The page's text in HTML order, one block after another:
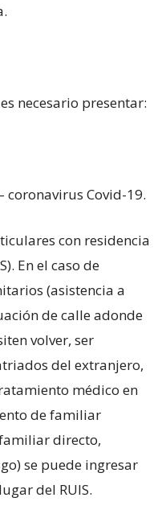
necesario presentar:
coronavirus Covid-19.
con residencia
En el caso de
(asistencia a
de calle adonde
volver, ser
del extranjero,
médico en
de familiar
directo,
se puede ingresar
del RUIS.